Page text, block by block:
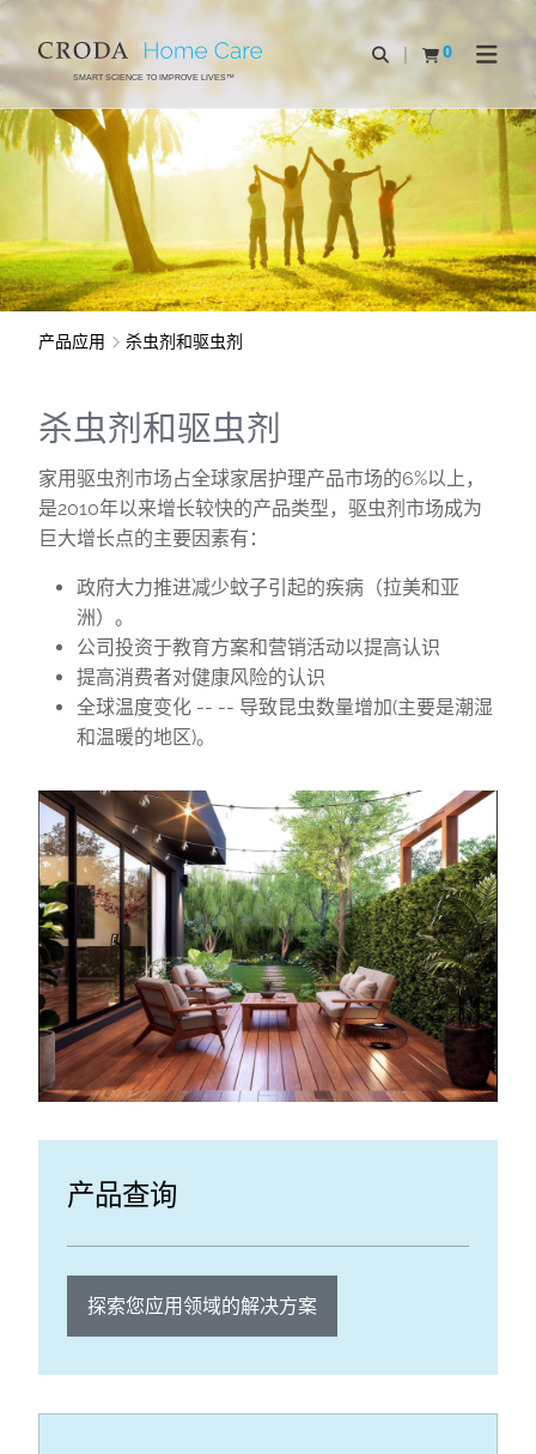
SKIP
TO
CONTENT
SKIP
TO
MENU
SMART SCIENCE TO IMPROVE LIVES™
Open Search
0
查看购物车Open
产品应用 杀虫剂和驱虫剂
杀虫剂和驱虫剂
家用驱虫剂市场占全球家居护理产品市场的6%以上，
是2010年以来增长较快的产品类型，驱虫剂市场成为
巨大增长点的主要因素有：
政府大力推进减少蚊子引起的疾病（拉美和亚
洲）。
公司投资于教育方案和营销活动以提高认识
提高消费者对健康风险的认识
全球温度变化 -- -- 导致昆虫数量增加(主要是潮湿
和温暖的地区)。
产品查询
探索您应用领域的解决方案